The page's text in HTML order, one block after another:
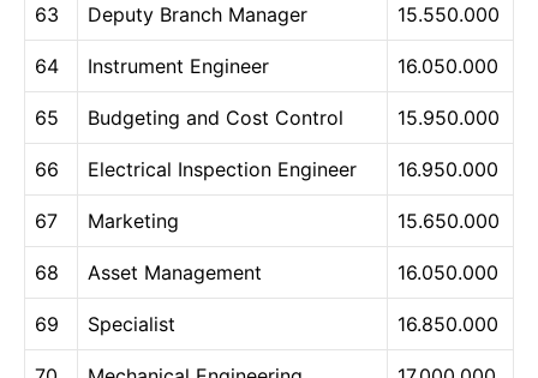
63 Deputy Branch Manager 15.550.000
64 Instrument Engineer 16.050.000
65 Budgeting and Cost Control 15.950.000
66 Electrical Inspection Engineer 16.950.000
67 Marketing 15.650.000
68 Asset Management 16.050.000
69 Specialist 16.850.000